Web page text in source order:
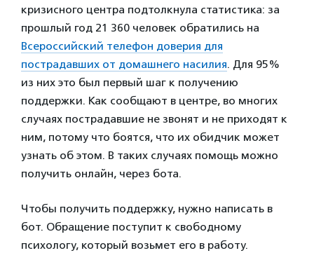
кризисного центра подтолкнула статистика: за
прошлый год 21 360 человек обратились на
Всероссийский телефон доверия для
пострадавших от домашнего насилия. Для 95%
из них это был первый шаг к получению
поддержки. Как сообщают в центре, во многих
случаях пострадавшие не звонят и не приходят к
ним, потому что боятся, что их обидчик может
узнать об этом. В таких случаях помощь можно
получить онлайн, через бота.
Чтобы получить поддержку, нужно написать в
бот. Обращение поступит к свободному
психологу, который возьмет его в работу.